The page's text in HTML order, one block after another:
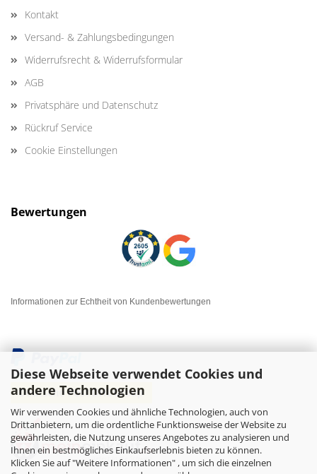
Diese Webseite verwendet Cookies und
andere Technologien
Wir verwenden Cookies und ähnliche Technologien, auch von
Drittanbietern, um die ordentliche Funktionsweise der Website zu
gewährleisten, die Nutzung unseres Angebotes zu analysieren und
Ihnen ein bestmögliches Einkaufserlebnis bieten zu können.
Klicken Sie auf "Weitere Informationen" , um sich die einzelnen
Kontakt
Versand- & Zahlungsbedingungen
Widerrufsrecht & Widerrufsformular
AGB
Privatsphäre und Datenschutz
Rückruf Service
Cookie Einstellungen
Bewertungen
Informationen zur Echtheit von Kundenbewertungen